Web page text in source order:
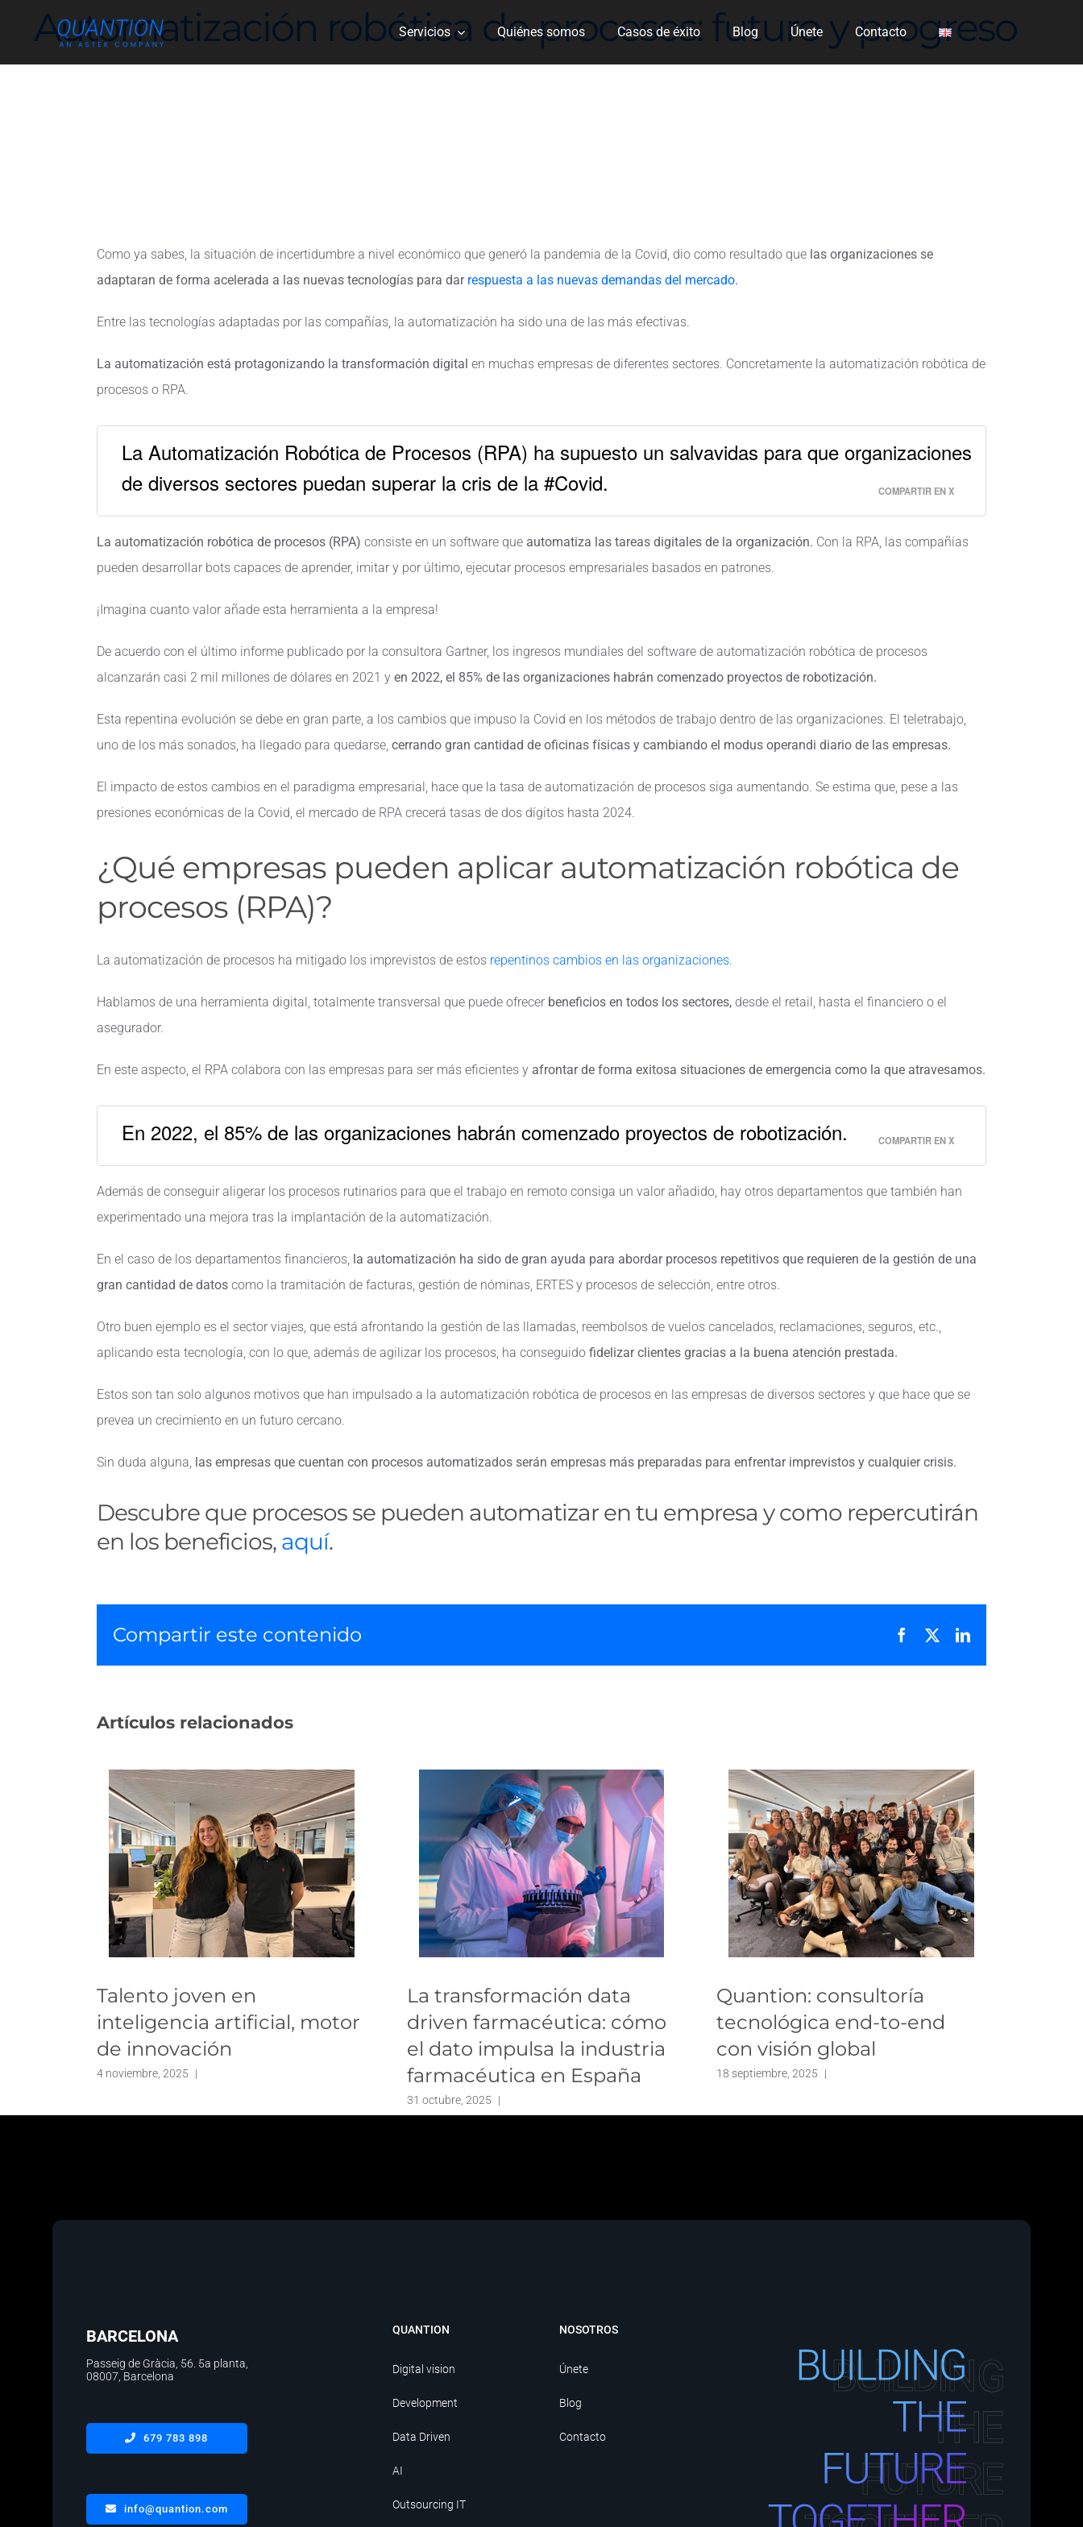
content
Servicios Quiénes somos Casos de éxito Blog Únete Contacto
Automatización robótica de procesos: futuro y progreso
Como ya sabes, la situación de incertidumbre a nivel económico que generó la pandemia de la Covid, dio como resultado que las organizaciones se
adaptaran de forma acelerada a las nuevas tecnologías para dar respuesta a las nuevas demandas del mercado.
Entre las tecnologías adaptadas por las compañías, la automatización ha sido una de las más efectivas.
La automatización está protagonizando la transformación digital en muchas empresas de diferentes sectores. Concretamente la automatización robótica de
procesos o RPA.
La Automatización Robótica de Procesos (RPA) ha supuesto un salvavidas para que organizaciones
de diversos sectores puedan superar la cris de la #Covid.
COMPARTIR EN X
La automatización robótica de procesos (RPA) consiste en un software que automatiza las tareas digitales de la organización. Con la RPA, las compañías
pueden desarrollar bots capaces de aprender, imitar y por último, ejecutar procesos empresariales basados en patrones.
¡Imagina cuanto valor añade esta herramienta a la empresa!
De acuerdo con el último informe publicado por la consultora Gartner, los ingresos mundiales del software de automatización robótica de procesos
alcanzarán casi 2 mil millones de dólares en 2021 y en 2022, el 85% de las organizaciones habrán comenzado proyectos de robotización.
Esta repentina evolución se debe en gran parte, a los cambios que impuso la Covid en los métodos de trabajo dentro de las organizaciones. El teletrabajo,
uno de los más sonados, ha llegado para quedarse, cerrando gran cantidad de oficinas físicas y cambiando el modus operandi diario de las empresas.
El impacto de estos cambios en el paradigma empresarial, hace que la tasa de automatización de procesos siga aumentando. Se estima que, pese a las
presiones económicas de la Covid, el mercado de RPA crecerá tasas de dos dígitos hasta 2024.
¿Qué empresas pueden aplicar automatización robótica de
procesos (RPA)?
La automatización de procesos ha mitigado los imprevistos de estos repentinos cambios en las organizaciones.
Hablamos de una herramienta digital, totalmente transversal que puede ofrecer beneficios en todos los sectores, desde el retail, hasta el financiero o el
asegurador.
En este aspecto, el RPA colabora con las empresas para ser más eficientes y afrontar de forma exitosa situaciones de emergencia como la que atravesamos.
En 2022, el 85% de las organizaciones habrán comenzado proyectos de robotización. COMPARTIR EN X
Además de conseguir aligerar los procesos rutinarios para que el trabajo en remoto consiga un valor añadido, hay otros departamentos que también han
experimentado una mejora tras la implantación de la automatización.
En el caso de los departamentos financieros, la automatización ha sido de gran ayuda para abordar procesos repetitivos que requieren de la gestión de una
gran cantidad de datos como la tramitación de facturas, gestión de nóminas, ERTES y procesos de selección, entre otros.
Otro buen ejemplo es el sector viajes, que está afrontando la gestión de las llamadas, reembolsos de vuelos cancelados, reclamaciones, seguros, etc.,
aplicando esta tecnología, con lo que, además de agilizar los procesos, ha conseguido fidelizar clientes gracias a la buena atención prestada.
Estos son tan solo algunos motivos que han impulsado a la automatización robótica de procesos en las empresas de diversos sectores y que hace que se
prevea un crecimiento en un futuro cercano.
Sin duda alguna, las empresas que cuentan con procesos automatizados serán empresas más preparadas para enfrentar imprevistos y cualquier crisis.
Descubre que procesos se pueden automatizar en tu empresa y como repercutirán
en los beneficios, aquí.
Compartir este contenido Facebook LinkedIn
Artículos relacionados
Talento joven en
inteligencia artificial, motor
de innovación
4 noviembre, 2025 |
La transformación data
driven farmacéutica: cómo
el dato impulsa la industria
farmacéutica en España
31 octubre, 2025 |
Quantion: consultoría
tecnológica end-to-end
con visión global
18 septiembre, 2025 |
BARCELONA
Passeig de Gràcia, 56. 5a planta
08007, Barcelona
679 783 898
info@quantion.com
QUANTION
Digital vision
Development
Data Driven
AI
Outsourcing IT
NOSOTROS
Únete
Blog
Contacto